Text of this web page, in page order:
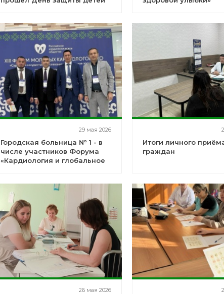
29 мая 2026
Городская больница № 1 - в
числе участников Форума
«Кардиология и глобальное
Итоги личного
граждан
26 мая 2026